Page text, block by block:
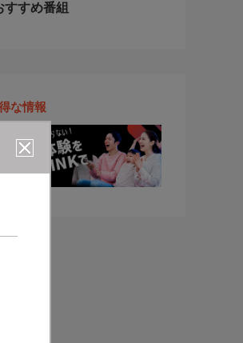
すすめ番組
な情報